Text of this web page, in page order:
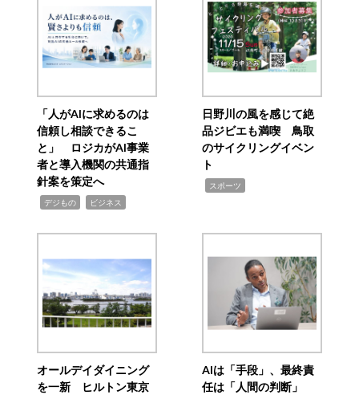
「人がAIに求めるのは
信頼し相談できるこ
と」 ロジカがAI事業
者と導入機関の共通指
針案を策定へ
デジもの ビジネス
日野川の風を感じて絶
品ジビエも満喫 鳥取
のサイクリングイベン
ト
スポーツ
オールデイダイニング
を一新 ヒルトン東京
AIは「手段」、最終責
任は「人間の判断」